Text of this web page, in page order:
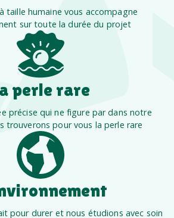
taille humaine vous accompagne
sur toute la durée du projet
perle rare
précise qui ne figure par dans notre
trouverons pour vous la perle rare
pour durer et nous étudions avec soin